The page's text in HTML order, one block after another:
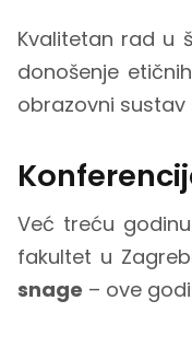
Kvalitetan rad u
donošenje
obrazovni sustav
Već treću
fakultet u
snage – ove